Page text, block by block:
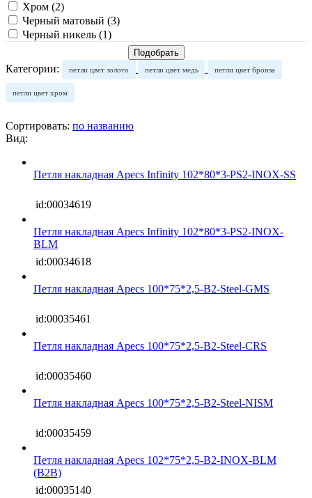
Хром (2)
Черный матовый (3)
Черный никель (1)
Категории: петли цвет золото петли цвет медь петли цвет бронза
петли цвет хром
Сортировать: по названию
Вид:
Петля накладная Apecs Infinity 102*80*3-PS2-INOX-SS
id:00034619
Петля накладная Apecs Infinity 102*80*3-PS2-INOX-
BLM
id:00034618
Петля накладная Apecs 100*75*2,5-B2-Steel-GMS
id:00035461
Петля накладная Apecs 100*75*2,5-B2-Steel-CRS
id:00035460
Петля накладная Apecs 100*75*2,5-B2-Steel-NISM
id:00035459
Петля накладная Apecs 102*75*2,5-B2-INOX-BLM
(B2B)
id:00035140